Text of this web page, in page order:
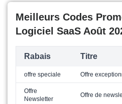
Meilleurs Codes
Logiciel SaaS Août
Rabais Titre
offre speciale Offre
Offre
Newsletter
Offre de